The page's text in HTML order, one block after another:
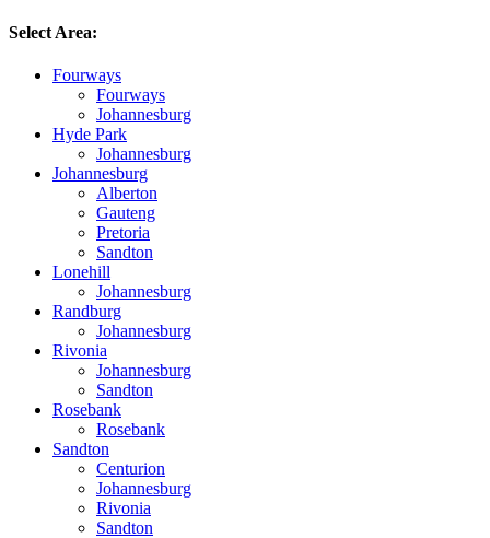
Select Area:
Fourways
Fourways
Johannesburg
Hyde Park
Johannesburg
Johannesburg
Alberton
Gauteng
Pretoria
Sandton
Lonehill
Johannesburg
Randburg
Johannesburg
Rivonia
Johannesburg
Sandton
Rosebank
Rosebank
Sandton
Centurion
Johannesburg
Rivonia
Sandton